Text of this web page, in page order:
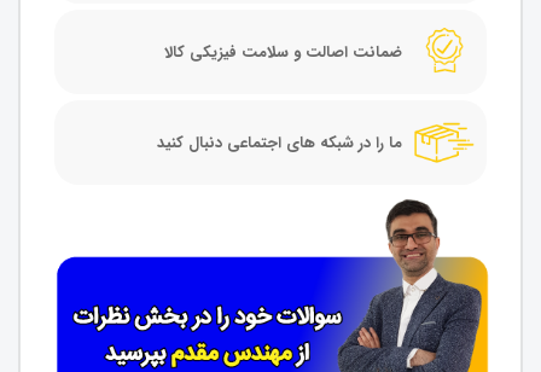
ضمانت اصالت و سلامت فیزیکی کالا
ما را در شبکه های اجتماعی دنبال کنید